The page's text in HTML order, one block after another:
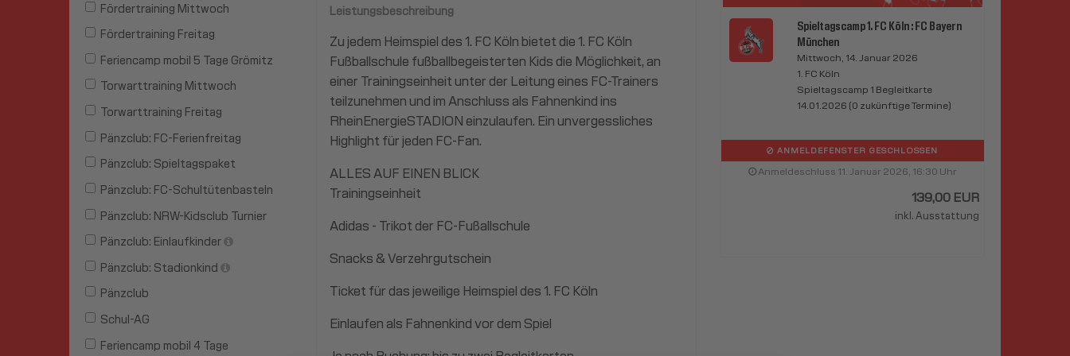
Fördertraining Mittwoch
Fördertraining Freitag
Feriencamp mobil 5 Tage Grömitz
Torwarttraining Mittwoch
Torwarttraining Freitag
Pänzclub: FC-Ferienfreitag
Pänzclub: Spieltagspaket
Pänzclub: FC-Schultütenbasteln
Pänzclub: NRW-Kidsclub Turnier
Pänzclub: Einlaufkinder
Pänzclub: Stadionkind
Pänzclub
Schul-AG
Feriencamp mobil 4 Tage
Leistungsbeschreibung
Zu jedem Heimspiel des 1. FC Köln bietet die 1. FC Köln
Fußballschule fußballbegeisterten Kids die Möglichkeit, an
einer Trainingseinheit unter der Leitung eines FC-Trainers
teilzunehmen und im Anschluss als Fahnenkind ins
RheinEnergieSTADION einzulaufen. Ein unvergessliches
Highlight für jeden FC-Fan.
ALLES AUF EINEN BLICK
Trainingseinheit
Adidas - Trikot der FC-Fußallschule
Snacks & Verzehrgutschein
Ticket für das jeweilige Heimspiel des 1. FC Köln
Einlaufen als Fahnenkind vor dem Spiel
Spieltagscamp 1. FC Köln : FC Bayern
München
Mittwoch, 14. Januar 2026
1. FC Köln
Spieltagscamp 1 Begleitkarte
14.01.2026 (0 zukünftige Termine)
ANMELDEFENSTER GESCHLOSSEN
Anmeldeschluss 11. Januar 2026, 16:30 Uhr
139,00 EUR
inkl. Ausstattung